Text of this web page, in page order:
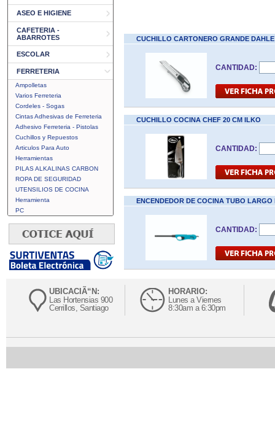
ASEO E HIGIENE
CAFETERIA -
ABARROTES
ESCOLAR
FERRETERIA
Ampolletas
Varios Ferreteria
Cordeles - Sogas
Cintas Adhesivas de Ferreteria
Adhesivo Ferreteria - Pistolas
Cuchillos y Repuestos
Articulos Para Auto
Herramientas
PILAS ALKALINAS CARBON
ROPA DE SEGURIDAD
UTENSILIOS DE COCINA
Herramienta
PC
CUCHILLO CARTONERO GRANDE
CANTIDAD:
CUCHILLO COCINA CHEF 20 CM ILKO
CANTIDAD:
ENCENDEDOR DE COCINA TUBO LARGO
CANTIDAD:
UBICACIÃ“N:
Las Hortensias 900
Cerrillos, Santiago
HORARIO:
Lunes a Viernes
8:30am a 6:30pm